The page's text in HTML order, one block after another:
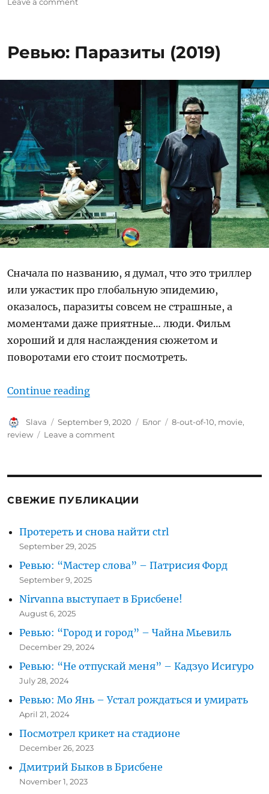
Ревью: Паразиты (2019)
Сначала по названию, я думал, что это триллер
или ужастик про глобальную эпидемию,
оказалось, паразиты совсем не страшные, а
моментами даже приятные… люди. Фильм
хороший и для наслаждения сюжетом и
поворотами его стоит посмотреть.
Continue reading“Ревью: Паразиты (2019)”
Author
Slava
Posted
on
September 9, 2020 Categories
Блог Tags
8-out-of-10, movie,
review
Leave a commenton
СВЕЖИЕ ПУБЛИКАЦИИ
Протереть и снова найти ctrl
September 29, 2025
Ревью: “Мастер слова” – Патрисия Форд
September 9, 2025
Nirvanna выступает в Брисбене!
August 6, 2025
Ревью: “Город и город” – Чайна Мьевиль
December 29, 2024
Ревью: “Не отпускай меня” – Кадзуо Исигуро
July 28, 2024
Ревью: Мо Янь – Устал рождаться и умирать
April 21, 2024
Посмотрел крикет на стадионе
December 26, 2023
Дмитрий Быков в Брисбене
November 1, 2023